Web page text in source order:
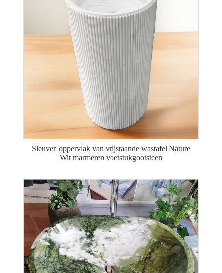
Sleuven oppervlak van vrijstaande wastafel Nature
Wit marmeren voetstukgootsteen